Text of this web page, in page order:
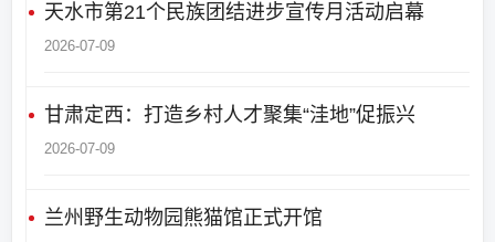
天水市第21个民族团结进步宣传月活动启幕
2026-07-09
甘肃定西：打造乡村人才聚集“洼地”促振兴
2026-07-09
兰州野生动物园熊猫馆正式开馆